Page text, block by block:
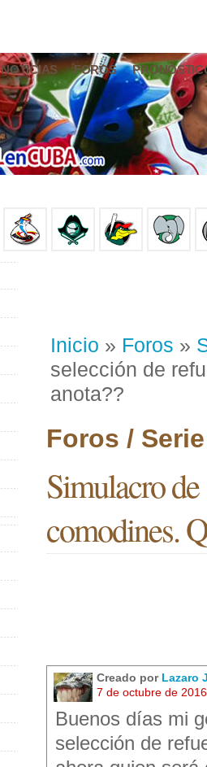
NOTICIAS FOROS
Inicio » Foros »
selección de
anota??
Foros /
Simulacro de
comodines.
Creado por Lazaro
7 de octubre de
Buenos días mi
selección de